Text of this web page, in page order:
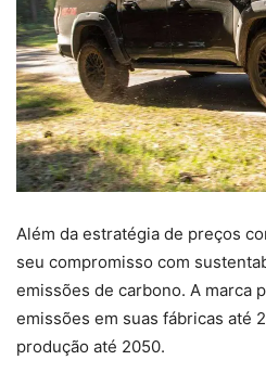
Além da estratégia de preços
seu compromisso com
emissões de carbono. A marca
emissões em suas fábricas até
produção até 2050.